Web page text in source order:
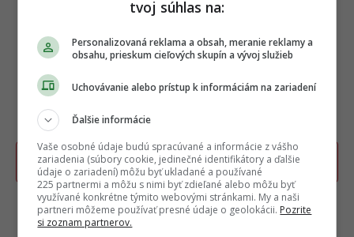
Poslať TIP redakcii na článok
TERAZ ČÍTAJÚ
tvoj súhlas na:
Personalizovaná reklama a obsah, meranie reklamy a
obsahu, prieskum cieľových skupín a vývoj služieb
Uchovávanie alebo prístup k informáciám na zariadení
Ďalšie informácie
Vaše osobné údaje budú spracúvané a informácie z vášho
zariadenia (súbory cookie, jedinečné identifikátory a ďalšie
údaje o zariadení) môžu byť ukladané a používané
225 partnermi a môžu s nimi byť zdieľané alebo môžu byť
využívané konkrétne týmito webovými stránkami. My a naši
partneri môžeme používať presné údaje o geolokácii. Pozrite
si zoznam partnerov.